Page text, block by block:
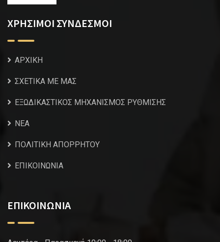
ΧΡΗΣΙΜΟΙ ΣΥΝΔΕΣΜΟΙ
ΑΡΧΙΚΗ
ΣΧΕΤΙΚΑ ΜΕ ΜΑΣ
ΕΞΩΔΙΚΑΣΤΙΚΟΣ ΜΗΧΑΝΙΣΜΟΣ ΡΥΘΜΙΣΗΣ
NEA
ΠΟΛΙΤΙΚΗ ΑΠΟΡΡΗΤΟΥ
ΕΠΙΚΟΙΝΩΝΙΑ
ΕΠΙΚΟΙΝΩΝΙΑ